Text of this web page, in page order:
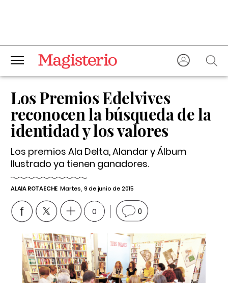
Los Premios Edelvives
reconocen la búsqueda de la
identidad y los valores
Los premios Ala Delta, Alandar y Álbum
Ilustrado ya tienen ganadores.
ALAIA ROTAECHE Martes, 9 de junio de 2015
0 0